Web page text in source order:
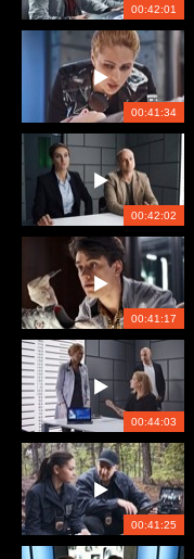
00:42:01
00:41:34
00:42:02
00:41:17
00:44:03
00:41:25